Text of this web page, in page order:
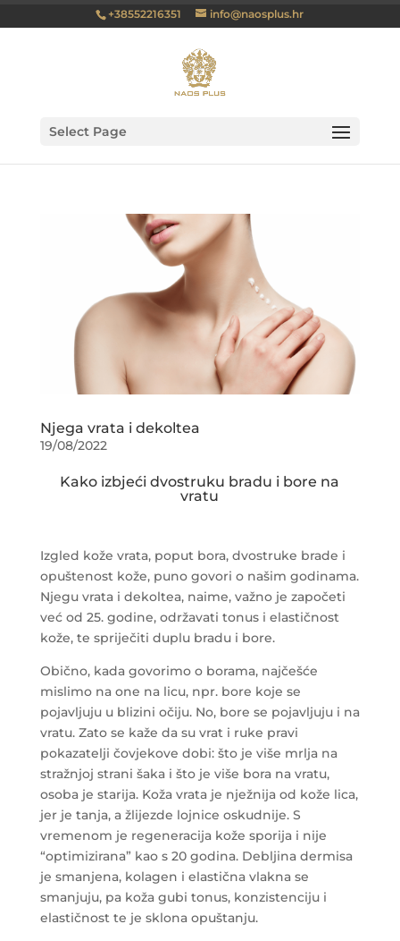
+38552216351 info@naosplus.hr
Select Page
Njega vrata i dekoltea
19/08/2022
Kako izbjeći dvostruku bradu i bore na
vratu
Izgled kože vrata, poput bora, dvostruke brade i
opuštenost kože, puno govori o našim godinama.
Njegu vrata i dekoltea, naime, važno je započeti
već od 25. godine, održavati tonus i elastičnost
kože, te spriječiti duplu bradu i bore.
Obično, kada govorimo o borama, najčešće
mislimo na one na licu, npr. bore koje se
pojavljuju u blizini očiju. No, bore se pojavljuju i na
vratu. Zato se kaže da su vrat i ruke pravi
pokazatelji čovjekove dobi: što je više mrlja na
stražnjoj strani šaka i što je više bora na vratu,
osoba je starija. Koža vrata je nježnija od kože lica,
jer je tanja, a žlijezde lojnice oskudnije. S
vremenom je regeneracija kože sporija i nije
“optimizirana” kao s 20 godina. Debljina dermisa
je smanjena, kolagen i elastična vlakna se
smanjuju, pa koža gubi tonus, konzistenciju i
elastičnost te je sklona opuštanju.